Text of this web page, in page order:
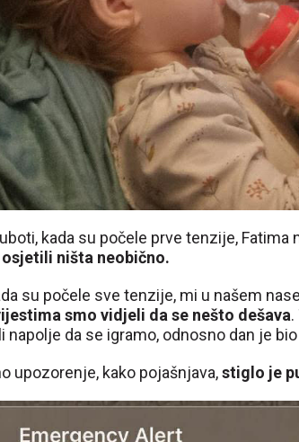
kada su počele prve tenzije, Fatima
ništa neobično.
su počele sve tenzije, mi u našem
smo vidjeli da se nešto dešava
napolje da se igramo, odnosno dan je bio
upozorenje, kako pojašnjava,stiglo je